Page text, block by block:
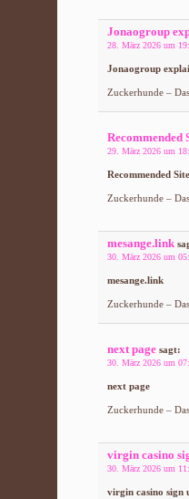
Jonaogroup
28. März 2026 um
Jonaogroup
Zuckerhunde –
Recommended
29. März 2026 um
Recommended Site
Zuckerhunde –
mesange.link
30. März 2026 um
mesange.link
Zuckerhunde –
next page sagt:
30. März 2026 um
next page
Zuckerhunde –
virgin casino
30. März 2026 um
virgin casino sign